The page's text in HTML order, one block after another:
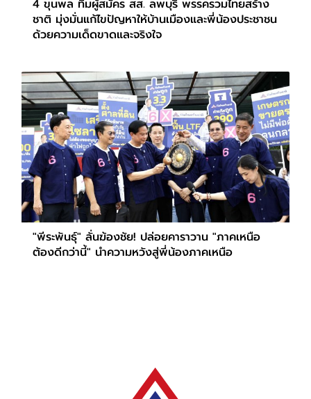
4 ขุนพล ทีมผู้สมัคร สส. ลพบุรี พรรครวมไทยสร้าง
ชาติ มุ่งมั่นแก้ไขปัญหาให้บ้านเมืองและพี่น้องประชาชน
ด้วยความเด็ดขาดและจริงใจ
"พีระพันธุ์" ลั่นฆ้องชัย! ปล่อยคาราวาน "ภาคเหนือ
ต้องดีกว่านี้" นำความหวังสู่พี่น้องภาคเหนือ